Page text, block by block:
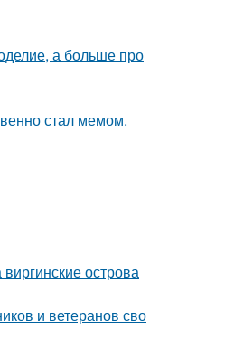
а больше про
стал мемом.
острова
и ветеранов сво